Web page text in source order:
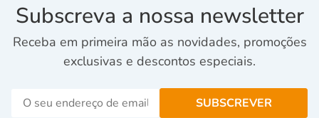
Subscreva a nossa newsletter
Receba em primeira mão as novidades, promoções
exclusivas e descontos especiais.